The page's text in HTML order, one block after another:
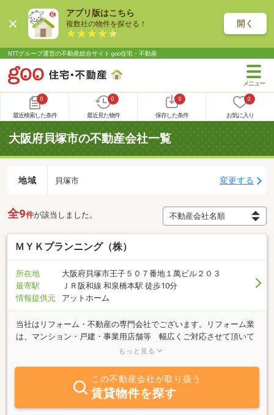
アプリ版はこちら
複数社の物件を探せる！ 開く
NTTグループ運営の不動産総合サイト goo住宅・不動産
0
最近検索した条件
0
最近見た物件
0
保存した条件
0
お気に入り
大阪府貝塚市の不動産会社一覧
地域 貝塚市 変更する
全9件が該当しました。
ＭＹＫプランニング（株）
所在地
大阪府貝塚市王子５０７番地１萬ビル２０３
最寄駅
ＪＲ阪和線 和泉橋本駅 徒歩10分
情報提供元
アットホーム
当社はリフォーム・不動産の専門会社でございます。リフォーム業
は、マンション・戸建・事業用店舗等 幅広くご対応させて頂いて
おります。不動産業は、売買を中心に買取事業・仲介事業を行って
阪府・兵庫県・京都府・奈良県・和歌山県でも実績がございまし
て、 関西圏全域ご対応させて頂いております。リフォーム・不動産
のことなら、MYKプランニングにお任せくださいませ。必ず納得の
お取引を実現させて頂きますので、ご安心してお問い合わせくださ
もっと見る
この不動産会社が取り扱う
賃貸物件を探す